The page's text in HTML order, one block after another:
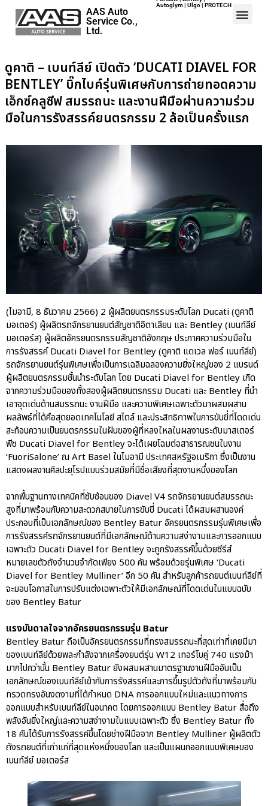
Career
Contact
About Us
ปอร์เช่ เอเอเอสฯ พลิกแนวคิด
After Sale สู่ Porsche Ownership
Experience แบบครบวงจร ผ่าน
แคมเปญ Cayenne Service Clinic
เบนท์ลีย์ มอเตอร์ส ตีความ
‘Bentley Diamond’ ใหม่ ดีไซน์
ระดับซิกเนเจอร์ในยนตรกรรม
EV รุ่นแรก พร้อมเปิดตัวกันยายน
นี้
ปอร์เช่ เอเอเอสฯ ยกประสบการณ์
Porsche สู่ Central Northville ใน
เสนอพิเศษ Mid-Year 2026
เบนท์ลีย์ แบงค็อก ส่งมอบองค์
ความรู้การขับขี่รถยนต์เบนท์ลีย์
อย่างปลอดภัยในงาน
Extraordinary Chauffeur
Training 2026
Porsche Centre Pattanakarn
เชื่อมโยง Porsche Community
aas
AAS Corp
AAS Motorsport
AAS Porsche
Bentley
Porsche
AAS Auto
Service Co.,
Ltd.
Autoglym | Ulgo | PROTECH
ดูคาติ – เบนท์ลีย์ เปิดตัว ‘DUCATI DIAVEL FOR
BENTLEY’ บิ๊กไบค์รุ่นพิเศษกับการถ่ายทอดความ
เอ็กซ์คลูซีฟ สมรรถนะ และงานฝีมือผ่านความร่วม
มือในการรังสรรค์ยนตรกรรม 2 ล้อเป็นครั้งแรก
(ไมอามี, 8 ธันวาคม 2566) 2 ผู้ผลิตยนตรกรรมระดับโลก Ducati (ดูคาติ
มอเตอร์) ผู้ผลิตรถจักรยานยนต์สัญชาติอิตาเลียน และ Bentley (เบนท์ลีย์
มอเตอร์ส) ผู้ผลิตอัครยนตรกรรมสัญชาติอังกฤษ ประกาศความร่วมมือใน
การรังสรรค์ Ducati Diavel for Bentley (ดูคาติ แดเวล ฟอร์ เบนท์ลีย์)
รถจักรยานยนต์รุ่นพิเศษเพื่อเป็นการเฉลิมฉลองความยิ่งใหญ่ของ 2 แบรนด์
ผู้ผลิตยนตรกรรมชั้นนำระดับโลก โดย Ducati Diavel for Bentley เกิด
จากความร่วมมือของทั้งสองผู้ผลิตยนตรกรรม Ducati และ Bentley ที่นำ
เอาจุดเด่นด้านสมรรถนะ งานฝีมือ และความพิเศษเฉพาะตัวมาผสมผสาน
ผลลัพธ์ที่ได้คือสุดยอดเทคโนโลยี สไตล์ และประสิทธิภาพในการขับขี่ที่โดดเด่น
สะท้อนความเป็นยนตรกรรมในฝันของผู้ที่หลงใหลในผลงานระดับมาสเตอร์
พีซ Ducati Diavel for Bentley จะได้เผยโฉมต่อสาธารณชนในงาน
‘FuoriSalone’ ณ Art Basel ในไมอามี ประเทศสหรัฐอเมริกา ซึ่งเป็นงาน
แสดงผลงานศิลปะยุโรปแบบร่วมสมัยที่มีชื่อเสียงที่สุดงานหนึ่งของโลก
จากพื้นฐานทางเทคนิคที่ซับซ้อนของ Diavel V4 รถจักรยานยนต์สมรรถนะ
สูงที่มาพร้อมกับความสะดวกสบายในการขับขี่ Ducati ได้ผสมผสานองค์
ประกอบที่เป็นเอกลักษณ์ของ Bentley Batur อัครยนตรกรรมรุ่นพิเศษเพื่อ
การรังสรรค์รถจักรยานยนต์ที่มีเอกลักษณ์ด้านความสง่างามและการออกแบบ
เฉพาะตัว Ducati Diavel for Bentley จะถูกรังสรรค์ขึ้นด้วยซีรีส์
หมายเลขตัวถังจำนวนจำกัดเพียง 500 คัน พร้อมด้วยรุ่นพิเศษ ‘Ducati
Diavel for Bentley Mulliner’ อีก 50 คัน สำหรับลูกค้ารถยนต์เบนท์ลีย์ที่
จะมอบโอกาสในการปรับแต่งเฉพาะตัวให้มีเอกลักษณ์ที่โดดเด่นในแบบฉบับ
ของ Bentley Batur
แรงบันดาลใจจากอัครยนตรกรรมรุ่น Batur
Bentley Batur ถือเป็นอัครยนตรกรรมที่ทรงสมรรถนะที่สุดเท่าที่เคยมีมา
ของเบนท์ลีย์ด้วยพละกำลังจากเครื่องยนต์รุ่น W12 เทอร์โบคู่ 740 แรงม้า
มากไปกว่านั้น Bentley Batur ยังผสมผสานมาตรฐานงานฝีมืออันเป็น
เอกลักษณ์ของเบนท์ลีย์เข้ากับการรังสรรค์และการขึ้นรูปตัวถังที่มาพร้อมกับ
ทรวดทรงอันงดงามที่ได้กำหนด DNA การออกแบบใหม่และแนวทางการ
ออกแบบสำหรับเบนท์ลีย์ในอนาคต โดยการออกแบบ Bentley Batur สื่อถึง
พลังอันยิ่งใหญ่และความสง่างามในแบบเฉพาะตัว ซึ่ง Bentley Batur ทั้ง
18 คันได้รับการรังสรรค์ขึ้นโดยช่างฝีมือจาก Bentley Mulliner ผู้ผลิตตัว
ถังรถยนต์ที่เก่าแก่ที่สุดแห่งหนึ่งของโลก และเป็นแผนกออกแบบพิเศษของ
เบนท์ลีย์ มอเตอร์ส